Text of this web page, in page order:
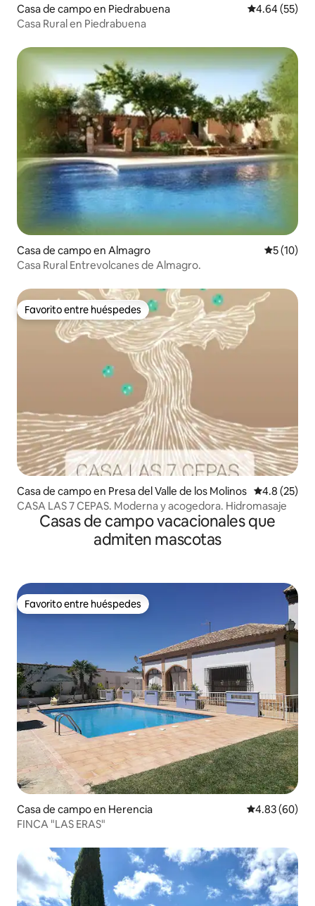
Casa de campo en Piedrabuena Calificación
4.64 (55)
Casa Rural en Piedrabuena
Casa de campo en Almagro
5 (10)
Casa Rural Entrevolcanes de Almagro.
Favorito entre huéspedes
Favorito entre huéspedes
Casa de campo en Presa del Valle de los Molinos Calificación
4.8 (25)
CASA LAS 7 CEPAS. Moderna y acogedora. Hidromasaje
Casas de campo vacacionales que
admiten mascotas
Favorito entre huéspedes
Favorito entre huéspedes
Casa de campo en Herencia Calificación
4.83 (60)
FINCA "LAS ERAS"